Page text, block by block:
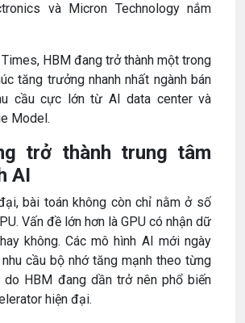
và Micron Technology nắm
HBM đang trở thành một trong
tăng trưởng nhanh nhất ngành bán
cầu cực lớn từ AI data center và
Model.
trở thành trung tâm
AI
bài toán không còn chỉ nằm ở số
Vấn đề lớn hơn là GPU có nhận dữ
không. Các mô hình AI mới ngày
cầu bộ nhớ tăng mạnh theo từng
HBM đang dần trở nên phổ biến
hiện đại.